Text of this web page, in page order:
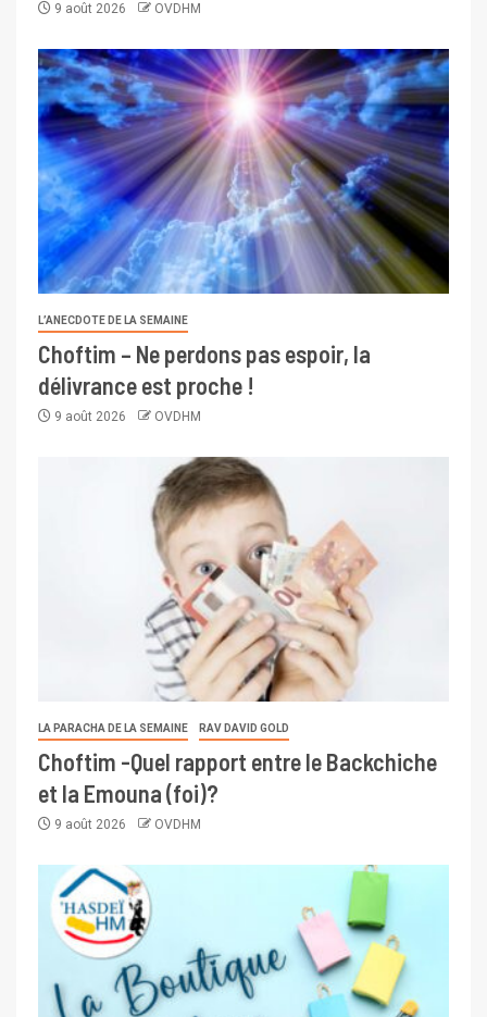
9 août 2026 OVDHM
L’ANECDOTE DE LA SEMAINE
Choftim – Ne perdons pas espoir, la
délivrance est proche !
9 août 2026 OVDHM
LA PARACHA DE LA SEMAINE RAV DAVID GOLD
Choftim -Quel rapport entre le Backchiche
et la Emouna (foi)?
9 août 2026 OVDHM